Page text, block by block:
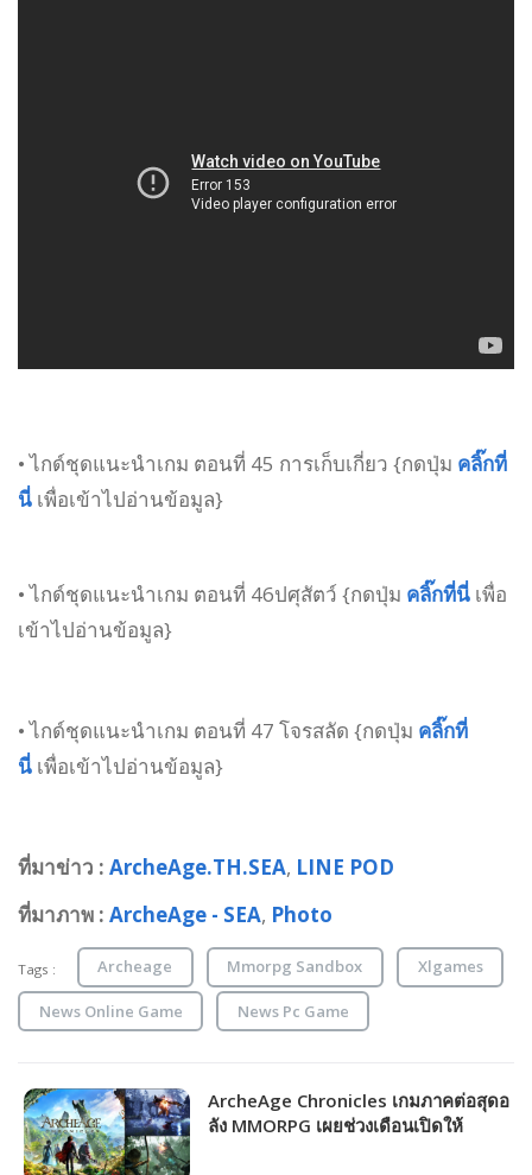
• ไกด์ชุดแนะนำเกม ตอนที่ 45 การเก็บเกี่ยว {กดปุ่ม คลิ๊กที่
นี่ เพื่อเข้าไปอ่านข้อมูล}
• ไกด์ชุดแนะนำเกม ตอนที่ 46ปศุสัตว์ {กดปุ่ม คลิ๊กที่นี่ เพื่อ
เข้าไปอ่านข้อมูล}
• ไกด์ชุดแนะนำเกม ตอนที่ 47 โจรสลัด {กดปุ่ม คลิ๊กที่
นี่ เพื่อเข้าไปอ่านข้อมูล}
ที่มาข่าว : ArcheAge.TH.SEA, LINE POD
ที่มาภาพ : ArcheAge - SEA, Photo
Tags : Archeage Mmorpg Sandbox Xlgames
News Online Game News Pc Game
ArcheAge Chronicles เกมภาคต่อสุดอ
ลัง MMORPG เผยช่วงเดือนเปิดให้